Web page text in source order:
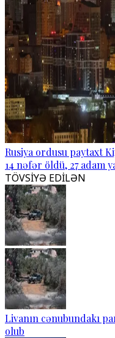
Rusiya ordusu paytaxt
14 nəfər öldü, 27 adam
TÖVSİYƏ EDİLƏN
Livanın cənubundakı
olub